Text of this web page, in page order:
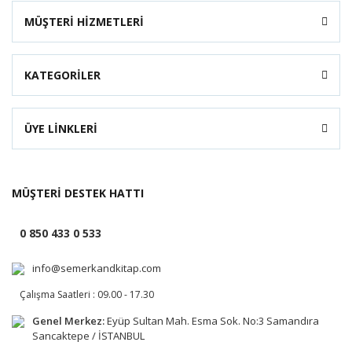
MÜŞTERİ HİZMETLERİ
KATEGORİLER
ÜYE LİNKLERİ
MÜŞTERİ DESTEK HATTI
0 850 433 0 533
info@semerkandkitap.com
Çalışma Saatleri : 09.00 - 17.30
Genel Merkez:Eyüp Sultan Mah. Esma Sok. No:3 Samandıra
Sancaktepe / İSTANBUL